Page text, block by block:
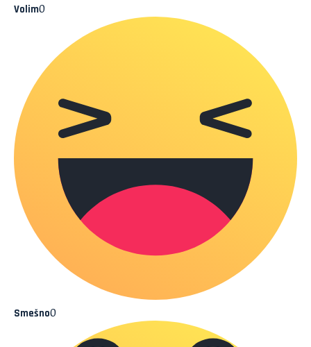
Volim0
Smešno0